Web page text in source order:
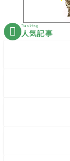
 Ranking
人気記事